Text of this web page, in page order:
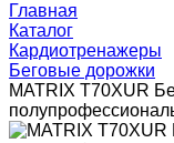
Главная
Каталог
Кардиотренажеры
Беговые дорожки
MATRIX T70XUR